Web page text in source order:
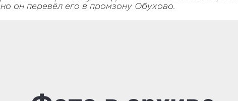
но он перевёл его в промзону Обухово.